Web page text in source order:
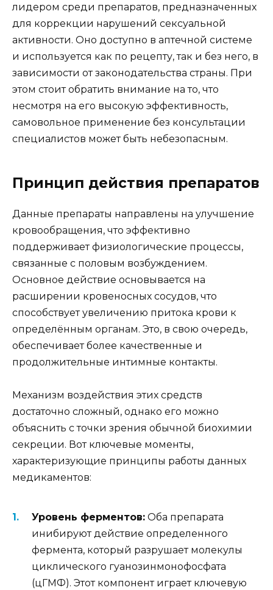
лидером среди препаратов, предназначенных
для коррекции нарушений сексуальной
активности. Оно доступно в аптечной системе
и используется как по рецепту, так и без него, в
зависимости от законодательства страны. При
этом стоит обратить внимание на то, что
несмотря на его высокую эффективность,
самовольное применение без консультации
специалистов может быть небезопасным.
Принцип действия препаратов
Данные препараты направлены на улучшение
кровообращения, что эффективно
поддерживает физиологические процессы,
связанные с половым возбуждением.
Основное действие основывается на
расширении кровеносных сосудов, что
способствует увеличению притока крови к
определённым органам. Это, в свою очередь,
обеспечивает более качественные и
продолжительные интимные контакты.
Механизм воздействия этих средств
достаточно сложный, однако его можно
объяснить с точки зрения обычной биохимии
секреции. Вот ключевые моменты,
характеризующие принципы работы данных
медикаментов:
Уровень ферментов: Оба препарата
инибируют действие определенного
фермента, который разрушает молекулы
циклического гуанозинмонофосфата
(цГМФ). Этот компонент играет ключевую